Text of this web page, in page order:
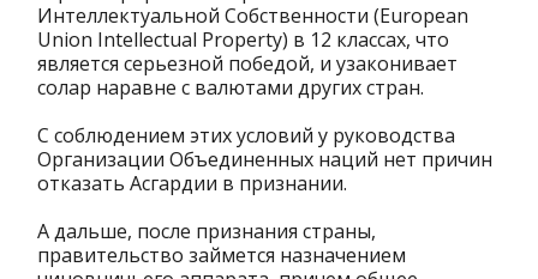
Интеллектуальной Собственности (European
Union Intellectual Property) в 12 классах, что
является серьезной победой, и узаконивает
солар наравне с валютами других стран.
С соблюдением этих условий у руководства
Организации Объединенных наций нет причин
отказать Асгардии в признании.
А дальше, после признания страны,
правительство займется назначением